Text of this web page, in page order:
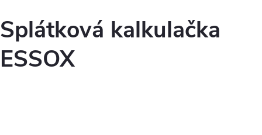
Splátková kalkulačka
ESSOX